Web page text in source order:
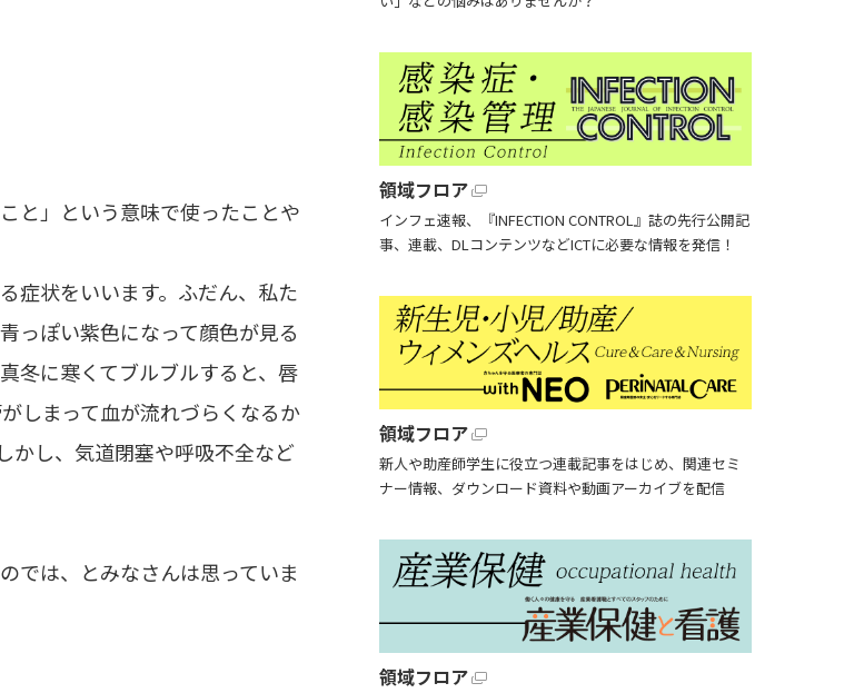
と」という意味で使ったことや
症状をいいます。ふだん、私た
っぽい紫色になって顔色が見る
冬に寒くてブルブルすると、唇
しまって血が流れづらくなるか
かし、気道閉塞や呼吸不全など
では、とみなさんは思っていま
領域フロア
インフェ速報、『INFECTION CONTROL』誌の先行公開記
事、連載、DLコンテンツなどICTに必要な情報を発信！
領域フロア
新人や助産師学生に役立つ連載記事をはじめ、関連セミ
ナー情報、ダウンロード資料や動画アーカイブを配信
領域フロア